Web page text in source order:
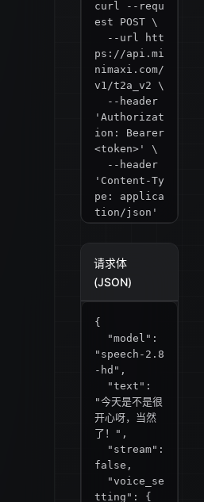
curl --requ
est POST \
ps://api.mi
nimaxi.com/
v1/t2a_v2 \
'Authorizat
ion: Bearer
<token>' \
'Content-Ty
pe: applica
tion/json'
  --data '{
  "model":
"speech-2.8
-hd",
"今天是不是很
开心呀，当然
了！",
  "stream":
false,
  "voice_se
tting": {
    "voice_
id": "male-
qn-qingse",
    "spee
d": 1,
请求体
(JSON)
{
"speech-2.8
-hd",
"今天是不是很
开心呀，当然
了！",
false,
tting": {